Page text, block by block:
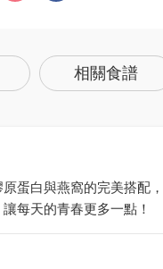
相關食譜
蛋白與燕窩的完美搭配
每天的青春更多一點！